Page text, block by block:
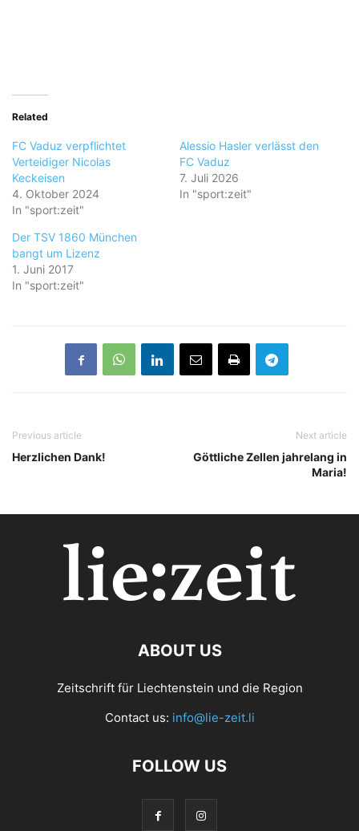
Related
FC Vaduz verpflichtet
Verteidiger Nicolas
Keckeisen
4. Oktober 2024
In "sport:zeit"
Alessio Hasler verlässt den
FC Vaduz
7. Juli 2026
In "sport:zeit"
Der TSV 1860 München
bangt um Lizenz
1. Juni 2017
In "sport:zeit"
Previous article
Herzlichen Dank!
Next article
Göttliche Zellen jahrelang in
Maria!
ABOUT US
Zeitschrift für Liechtenstein und die Region
Contact us: info@lie-zeit.li
FOLLOW US